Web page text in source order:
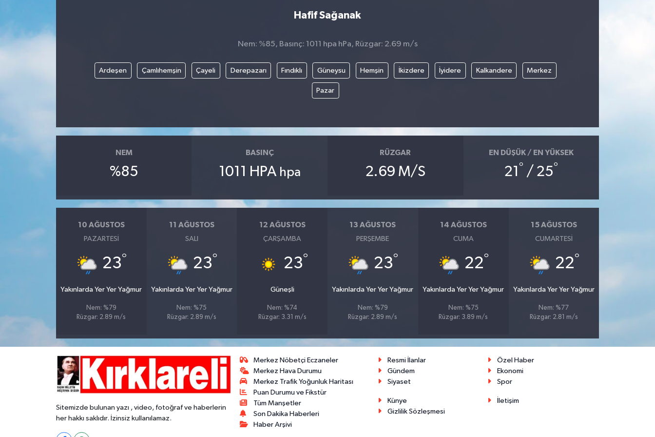
Hafif Sağanak
Nem: %85, Basınç: 1011 hpa hPa, Rüzgar: 2.69 m/s
Ardeşen Çamlıhemşin Çayeli Derepazarı Fındıklı Güneysu Hemşin İkizdere İyidere Kalkandere Merkez
Pazar
NEM
%85
BASINÇ
1011 HPA hpa
RÜZGAR
2.69 M/S
EN DÜŞÜK / EN YÜKSEK
21° / 25°
10 AĞUSTOS
PAZARTESI
23°
Yakınlarda Yer Yer Yağmur
Nem: %79
Rüzgar: 2.89 m/s
11 AĞUSTOS
SALI
23°
Yakınlarda Yer Yer Yağmur
Nem: %75
Rüzgar: 2.89 m/s
12 AĞUSTOS
ÇARŞAMBA
23°
Güneşli
Nem: %74
Rüzgar: 3.31 m/s
13 AĞUSTOS
PERŞEMBE
23°
Yakınlarda Yer Yer Yağmur
Nem: %79
Rüzgar: 2.89 m/s
14 AĞUSTOS
CUMA
22°
Yakınlarda Yer Yer Yağmur
Nem: %75
Rüzgar: 3.89 m/s
15 AĞUSTOS
CUMARTESI
22°
Yakınlarda Yer Yer Yağmur
Nem: %77
Rüzgar: 2.81 m/s
Sitemizde bulunan yazı , video, fotoğraf ve haberlerin
her hakkı saklıdır. İzinsiz kullanılamaz.
Merkez Nöbetçi Eczaneler
Merkez Hava Durumu
Merkez Trafik Yoğunluk Haritası
Puan Durumu ve Fikstür
Tüm Manşetler
Son Dakika Haberleri
Haber Arşivi
Resmi İlanlar
Özel Haber
Gündem
Ekonomi
Siyaset
Spor
Künye
İletişim
Gizlilik Sözleşmesi